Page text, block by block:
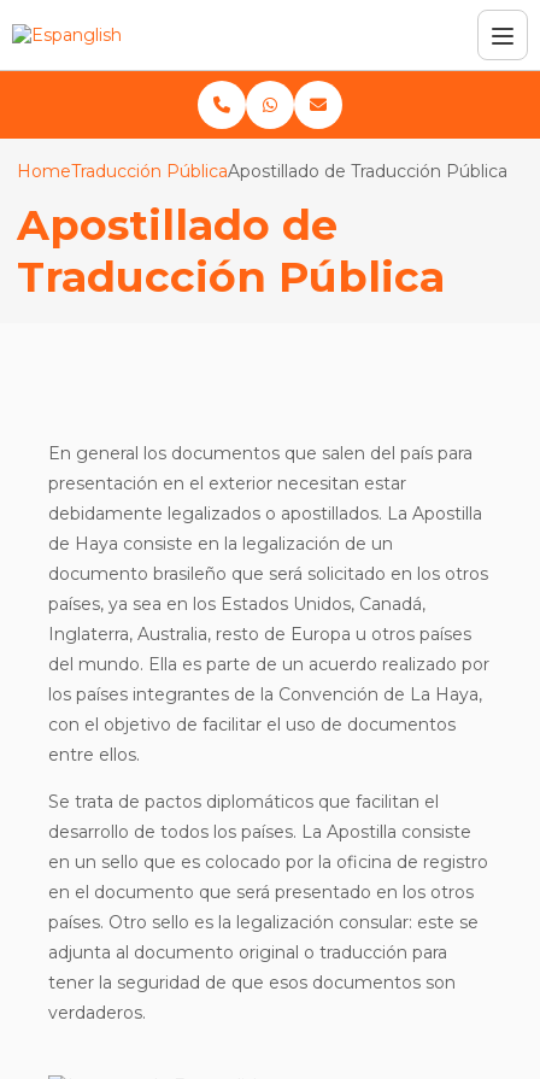
HomeTraducción PúblicaApostillado de Traducción Pública
Apostillado de
Traducción Pública
En general los documentos que salen del país para
presentación en el exterior necesitan estar
debidamente legalizados o apostillados. La Apostilla
de Haya consiste en la legalización de un
documento brasileño que será solicitado en los otros
países, ya sea en los Estados Unidos, Canadá,
Inglaterra, Australia, resto de Europa u otros países
del mundo. Ella es parte de un acuerdo realizado por
los países integrantes de la Convención de La Haya,
con el objetivo de facilitar el uso de documentos
entre ellos.
Se trata de pactos diplomáticos que facilitan el
desarrollo de todos los países. La Apostilla consiste
en un sello que es colocado por la oficina de registro
en el documento que será presentado en los otros
países. Otro sello es la legalización consular: este se
adjunta al documento original o traducción para
tener la seguridad de que esos documentos son
verdaderos.